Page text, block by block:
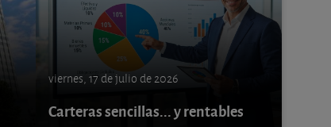
viernes, 17 de julio de 2026
Carteras sencillas... y rentables